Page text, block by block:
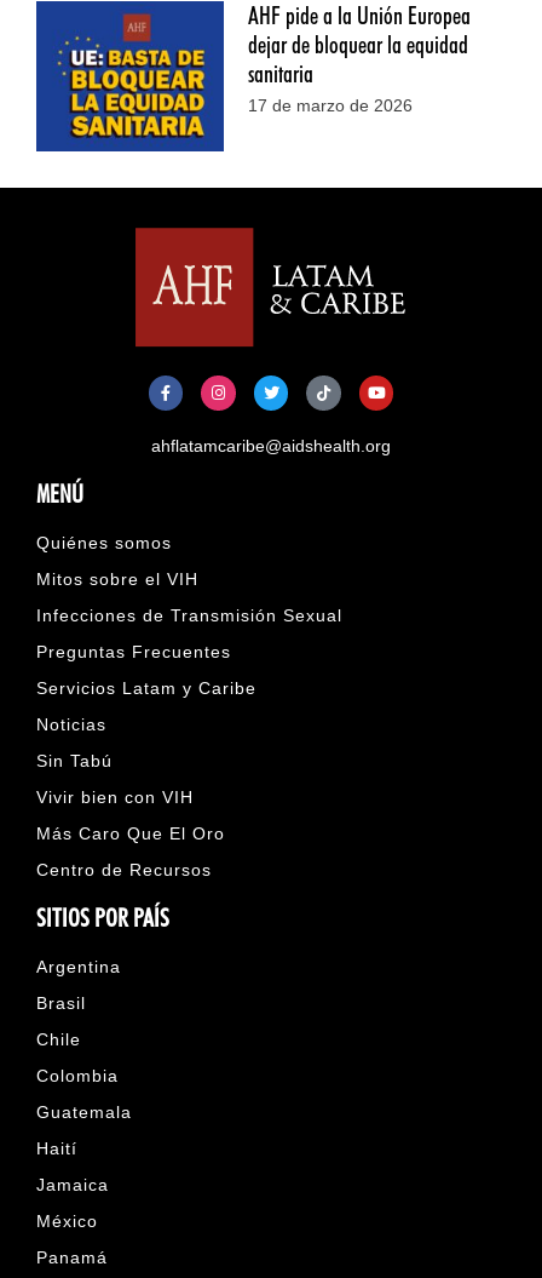
AHF pide a la Unión Europea
dejar de bloquear la equidad
sanitaria
17 de marzo de 2026
ahflatamcaribe@aidshealth.org
MENÚ
Quiénes somos
Mitos sobre el VIH
Infecciones de Transmisión Sexual
Preguntas Frecuentes
Servicios Latam y Caribe
Noticias
Sin Tabú
Vivir bien con VIH
Más Caro Que El Oro
Centro de Recursos
SITIOS POR PAÍS
Argentina
Brasil
Chile
Colombia
Guatemala
Haití
Jamaica
México
Panamá